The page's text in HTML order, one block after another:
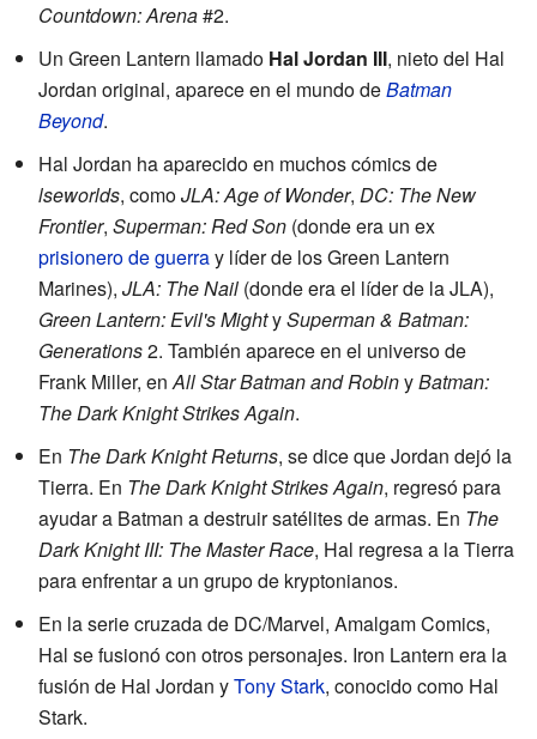
Countdown: Arena#2.
Un Green Lantern llamado Hal Jordan III, nieto del Hal
Jordan original, aparece en el mundo deBatman
Beyond.
Hal Jordan ha aparecido en muchos cómics de
lseworlds, comoJLA: Age of Wonder, DC: The New
Frontier, Superman: Red Son (donde era un ex
prisionero de guerray líder de los Green Lantern
Marines), JLA: The Nail (donde era el líder de la JLA),
Green Lantern: Evil's MightySuperman & Batman:
Generations2. También aparece en el universo de
Frank Miller, enAll Star Batman and RobinyBatman:
The Dark Knight Strikes Again.
En The Dark Knight Returns, se dice que Jordan dejó la
Tierra. En The Dark Knight Strikes Again, regresó para
ayudar a Batman a destruir satélites de armas. En The
Dark Knight III: The Master Race, Hal regresa a la Tierra
para enfrentar a un grupo de kryptonianos.
En la serie cruzada de DC/Marvel, Amalgam Comics,
Hal se fusionó con otros personajes. Iron Lantern era la
fusión de Hal Jordan yTony Stark, conocido como Hal
Stark.